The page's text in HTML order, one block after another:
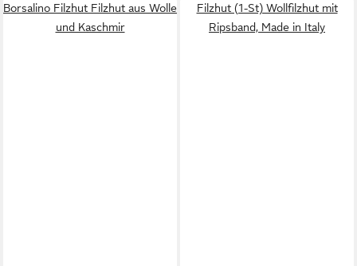
Borsalino Filzhut Filzhut aus Wolle
und Kaschmir
Filzhut (1-St) Wollfilzhut mit
Ripsband, Made in Italy